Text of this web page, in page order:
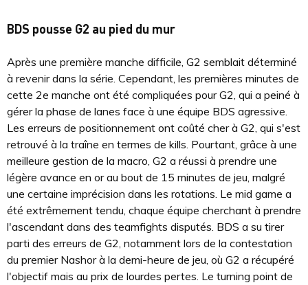
BDS pousse G2 au pied du mur
Après une première manche difficile, G2 semblait déterminé
à revenir dans la série. Cependant, les premières minutes de
cette 2e manche ont été compliquées pour G2, qui a peiné à
gérer la phase de lanes face à une équipe BDS agressive.
Les erreurs de positionnement ont coûté cher à G2, qui s'est
retrouvé à la traîne en termes de kills. Pourtant, grâce à une
meilleure gestion de la macro, G2 a réussi à prendre une
légère avance en or au bout de 15 minutes de jeu, malgré
une certaine imprécision dans les rotations. Le mid game a
été extrêmement tendu, chaque équipe cherchant à prendre
l'ascendant dans des teamfights disputés. BDS a su tirer
parti des erreurs de G2, notamment lors de la contestation
du premier Nashor à la demi-heure de jeu, où G2 a récupéré
l'objectif mais au prix de lourdes pertes. Le turning point de